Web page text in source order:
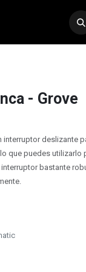
- Grove
interruptor deslizante
que puedes utilizarlo
bastante